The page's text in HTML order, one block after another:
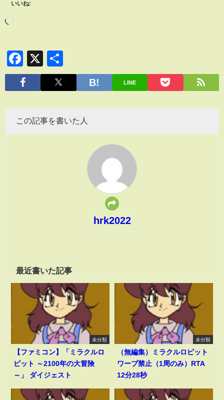
いいね:
Facebook
X
有
LINE
この記事を書いた人
hrk2022
最近書いた記事
未分類
【ファミコン】「ミラクルロ
ピット ～2100年の大冒険
～」 ダイジェスト
未分類
（無編集）ミラクルロピット
ワープ禁止（1周のみ）RTA
12分28秒